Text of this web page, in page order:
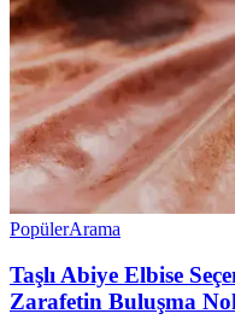
PopülerArama
Taşlı Abiye Elbise
Zarafetin Buluşma